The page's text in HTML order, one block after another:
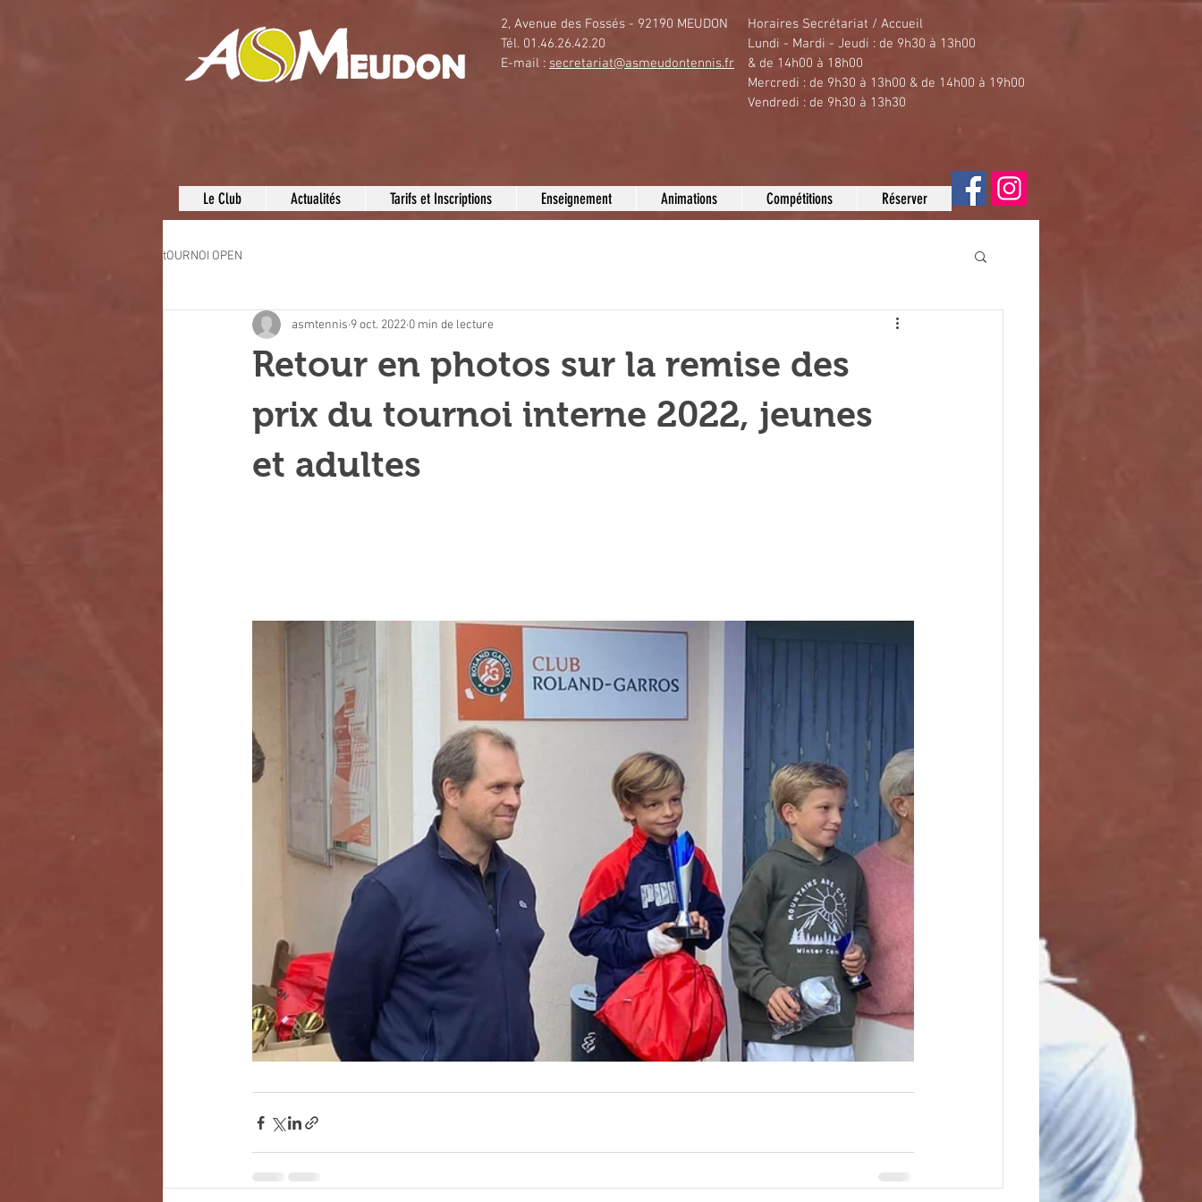
2, Avenue des Fossés - 92190 MEUDON
Tél. 01.46.26.42.20
E-mail : secretariat@asmeudontennis.fr
Horaires Secrétariat / Accueil
Lundi - Mardi - Jeudi : de 9h30 à 13h00
& de 14h00 à 18h00
Mercredi : de 9h30 à 13h00 & de 14h00 à 19h00
Vendredi : de 9h30 à 13h30
Le Club Actualités Tarifs et Inscriptions Enseignement Animations Compétitions Réserver
tOURNOI OPEN
Retour en photos sur la remise des
prix du tournoi interne 2022, jeunes
et adultes
asmtennis 9 oct. 2022 0 min de lecture